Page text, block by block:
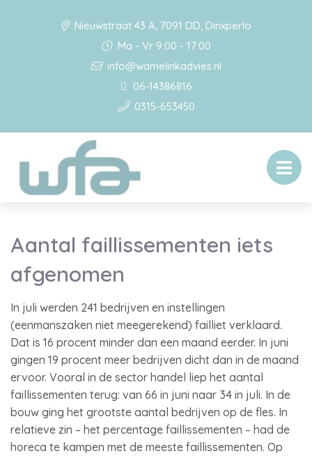
Nieuwstraat 43 A, 7091 DD, Dinxperlo
Ma - Vr 9:00 - 17:00
info@wamelinkadvies.nl
06-14386816
0315-653450
Aantal faillissementen iets
afgenomen
In juli werden 241 bedrijven en instellingen
(eenmanszaken niet meegerekend) failliet verklaard.
Dat is 16 procent minder dan een maand eerder. In juni
gingen 19 procent meer bedrijven dicht dan in de maand
ervoor. Vooral in de sector handel liep het aantal
faillissementen terug: van 66 in juni naar 34 in juli. In de
bouw ging het grootste aantal bedrijven op de fles. In
relatieve zin – het percentage faillissementen – had de
horeca te kampen met de meeste faillissementen. Op